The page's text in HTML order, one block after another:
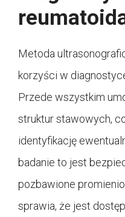
Metoda
korzyści w
Przede wszystkim
struktur stawowych,
identyfikację
badanie to jest
pozbawione
sprawia, że jest